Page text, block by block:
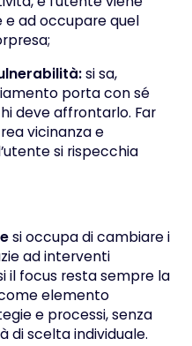
e ad occupare quel
si sa,
porta con sé
deve affrontarlo. Far
vicinanza e
si rispecchia
si occupa di cambiare i
ad interventi
il focus resta sempre la
elemento
e processi, senza
di scelta individuale.